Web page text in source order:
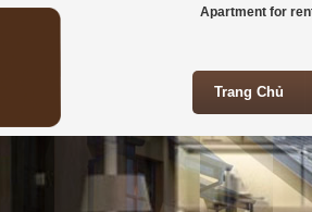
Apartment for
Trang Chủ
Trang Chủ